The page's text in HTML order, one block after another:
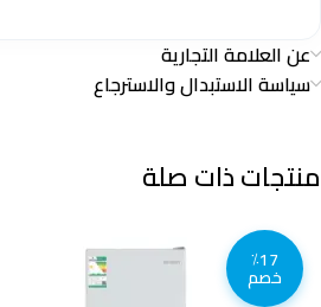
عن العلامة التجارية
سياسة الاستبدال والاسترجاع
منتجات ذات صلة
٪17
خصم